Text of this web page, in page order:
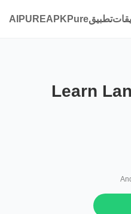
تطبيقAPKPure AIPURE
Learn